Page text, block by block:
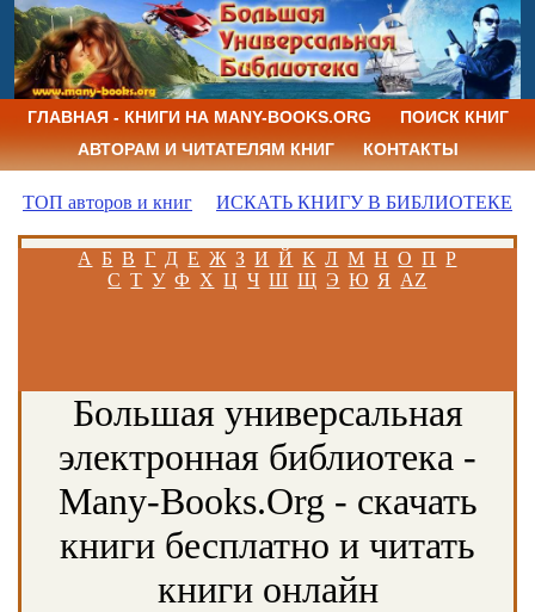
ГЛАВНАЯ - КНИГИ НА MANY-BOOKS.ORG
ПОИСК КНИГ
АВТОРАМ И ЧИТАТЕЛЯМ КНИГ
КОНТАКТЫ
ТОП авторов и книг ИСКАТЬ КНИГУ В БИБЛИОТЕКЕ
А Б В Г Д Е Ж З И Й К Л М Н О П Р
С Т У Ф Х Ц Ч Ш Щ Э Ю Я AZ
Большая универсальная
электронная библиотека -
Many-Books.Org - скачать
книги бесплатно и читать
книги онлайн